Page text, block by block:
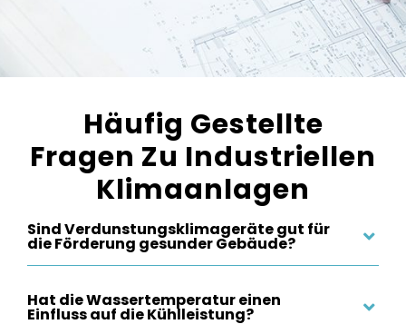
Häufig Gestellte
Fragen Zu Industriellen
Klimaanlagen
Sind Verdunstungsklimageräte gut für
die Förderung gesunder Gebäude?
Hat die Wassertemperatur einen
Einfluss auf die Kühlleistung?